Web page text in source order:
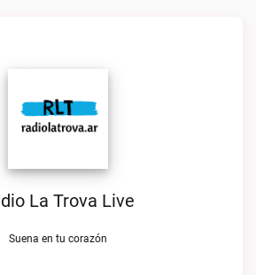
La Trova Live
Suena en tu corazón